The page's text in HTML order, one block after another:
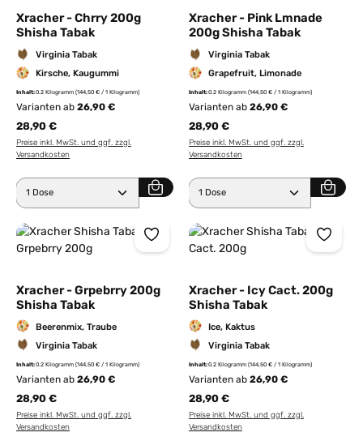
Xracher - Chrry 200g
Shisha Tabak
Virginia Tabak
Kirsche, Kaugummi
Inhalt:0.2 Kilogramm (144,50 € / 1 Kilogramm)
Varianten ab 26,90 €
28,90 €
Preise inkl. MwSt. und ggf. zzgl.
Versandkosten
Produkt Anzahl: Gib den gewünschten Wert ein
Xracher - Pink Lmnade
200g Shisha Tabak
Virginia Tabak
Grapefruit, Limonade
Inhalt:0.2 Kilogramm (144,50 € / 1 Kilogramm)
Varianten ab26,90 €
28,90 €
Preise inkl. MwSt. und ggf. zzgl.
Versandkosten
Produkt Anzahl: Gib den
Xracher - Grpebrry 200g
Shisha Tabak
Beerenmix, Traube
Virginia Tabak
Inhalt:0.2 Kilogramm (144,50 € / 1 Kilogramm)
Varianten ab 26,90 €
28,90 €
Preise inkl. MwSt. und ggf. zzgl.
Versandkosten
Xracher - Icy Cact. 200g
Shisha Tabak
Ice, Kaktus
Virginia Tabak
Inhalt:0.2 Kilogramm (144,50 € / 1 Kilogramm)
Varianten ab26,90 €
28,90 €
Preise inkl. MwSt. und ggf. zzgl.
Versandkosten